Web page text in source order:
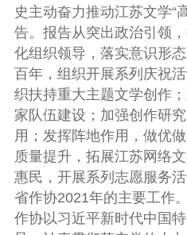
史主动奋力推动江苏文学“
告。报告从突出政治引领
化组织领导，落实意识形
百年，组织开展系列庆祝
织扶持重大主题文学创作
家队伍建设；加强创作研
用；发挥阵地作用，做优
质量提升，拓展江苏网络
惠民，开展系列志愿服务
省作协2021年的主要工作
作协以习近平新时代中国